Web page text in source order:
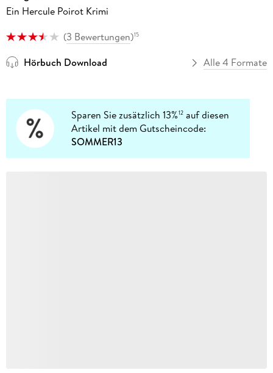
Ein Hercule Poirot Krimi
(3 Bewertungen)15
Hörbuch Download Alle 4 Formate
Sparen Sie zusätzlich 13%12 auf diesen
Artikel mit dem Gutscheincode:
SOMMER13